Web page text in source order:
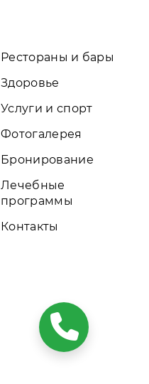
Рестораны и бары
Здоровье
Услуги и спорт
Фотогалерея
Бронирование
Лечебные
программы
Контакты